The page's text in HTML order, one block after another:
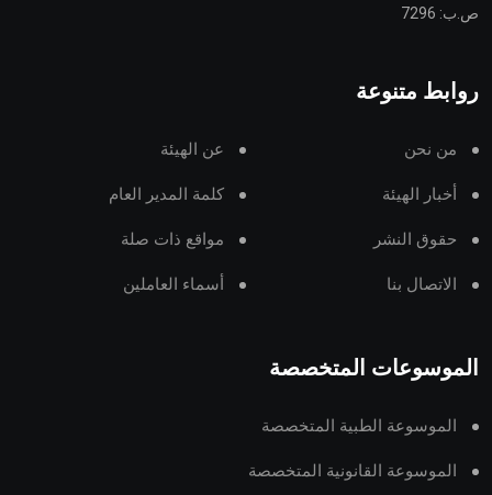
ص.ب: 7296
روابط متنوعة
من نحن عن الهيئة
أخبار الهيئة كلمة المدير العام
حقوق النشر مواقع ذات صلة
الاتصال بنا أسماء العاملين
الموسوعات المتخصصة
الموسوعة الطبية المتخصصة
الموسوعة القانونية المتخصصة